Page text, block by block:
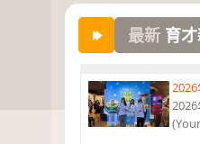
最新 育